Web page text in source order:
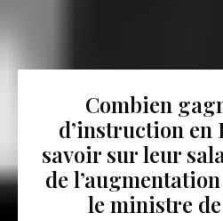
Combien
d’instruction en
savoir sur leur
de
le ministre